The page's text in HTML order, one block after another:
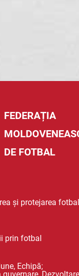
FEDERAȚIA
DE FOTBAL
și protejarea
prin fotbal
Echipă;